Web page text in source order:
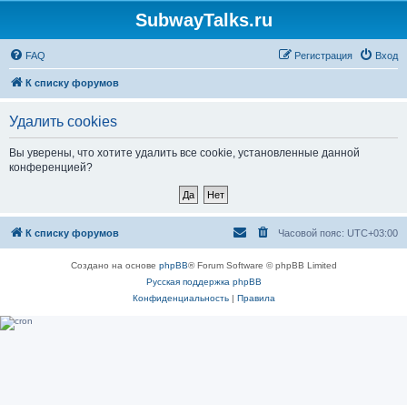
SubwayTalks.ru
FAQ Вход
Регистрация
К списку форумов
Удалить cookies
Вы уверены, что хотите удалить все cookie, установленные данной
конференцией?
К списку форумов Часовой пояс: UTC+03:00
Создано на основе phpBB® Forum Software © phpBB Limited
Русская поддержка phpBB
Конфиденциальность| Правила